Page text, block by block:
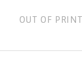
OUT OF PRINT